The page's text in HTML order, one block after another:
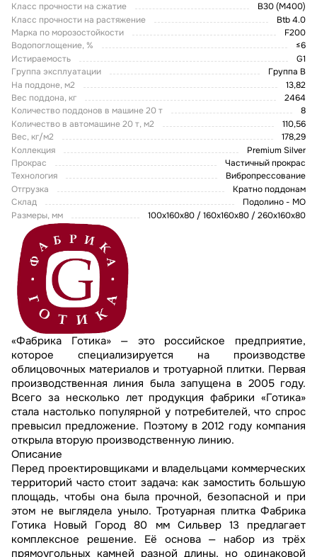
Класс прочности на сжатие
В30 (М400)
Класс прочности на растяжение
Btb 4.0
Марка по морозостойкости
F200
Водопоглощение, %
≤6
Истираемость
G1
Группа эксплуатации
Группа В
На поддоне, м2
13,82
Вес поддона, кг
2464
Количество поддонов в машине 20 т
8
Количество в автомашине 20 т, м2
110,56
Вес, кг/м2
178,29
Коллекция
Premium Silver
Прокрас
Частичный прокрас
Технология
Вибропрессование
Отгрузка
Кратно поддонам
Склад
Подолино - МО
Размеры, мм
100x160x80 / 160х160х80 / 260х160х80
«Фабрика Готика» — это российское предприятие,
которое специализируется на производстве
облицовочных материалов и тротуарной плитки. Первая
производственная линия была запущена в 2005 году.
Всего за несколько лет продукция фабрики «Готика»
стала настолько популярной у потребителей, что спрос
превысил предложение. Поэтому в 2012 году компания
открыла вторую производственную линию.
Описание
Перед проектировщиками и владельцами коммерческих
территорий часто стоит задача: как замостить большую
площадь, чтобы она была прочной, безопасной и при
этом не выглядела уныло. Тротуарная плитка Фабрика
Готика Новый Город 80 мм Сильвер 13 предлагает
комплексное решение. Её основа — набор из трёх
прямоугольных камней разной длины, но одинаковой